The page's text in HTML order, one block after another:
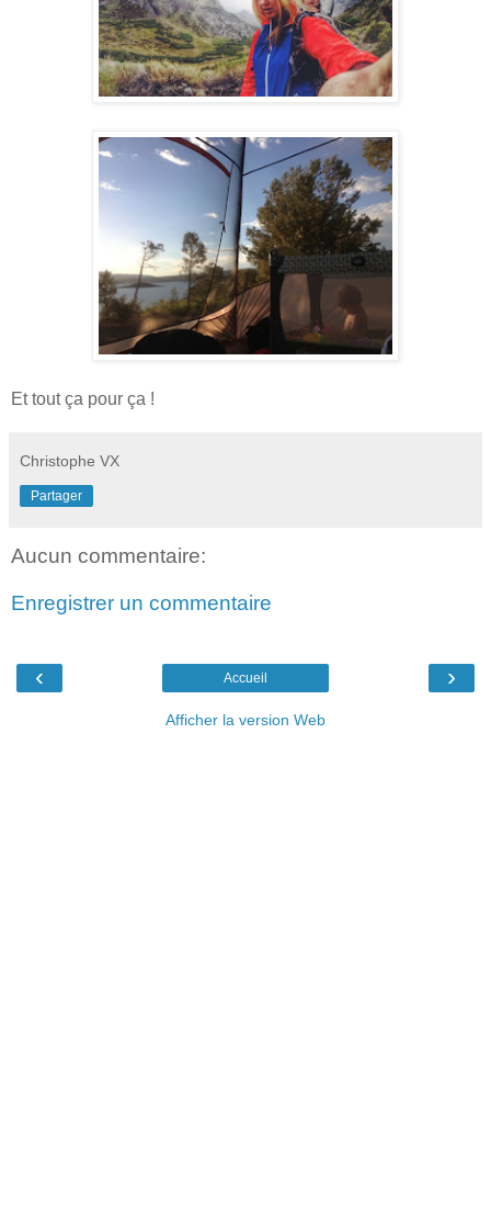
Et tout ça pour ça !
Christophe VX
Partager
Aucun commentaire:
Enregistrer un commentaire
‹ ›
Accueil
Afficher la version Web